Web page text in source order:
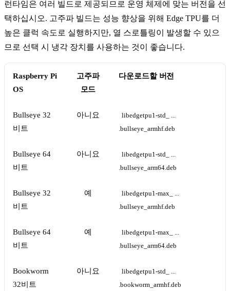
런타임은 여러 빌드로 제공되므로 운영 체제에 맞는 버전을 선
택하십시오. 고주파 빌드는 성능 향상을 위해 Edge TPU를 더
높은 클럭 속도로 실행하지만, 열 스로틀링이 발생할 수 있으
므로 선택 시 냉각 장치를 사용하는 것이 좋습니다.
Raspberry Pi
OS
고주파
모드
다운로드할 버전
Bullseye 32
비트
아니요
libedgetpu1-std_ ...
.bullseye_armhf.deb
Bullseye 64
비트
아니요
libedgetpu1-std_ ...
.bullseye_arm64.deb
Bullseye 32
비트
예
libedgetpu1-max_ ...
.bullseye_armhf.deb
Bullseye 64
비트
예
libedgetpu1-max_ ...
.bullseye_arm64.deb
Bookworm
32비트
아니요
libedgetpu1-std_ ...
.bookworm_armhf.deb